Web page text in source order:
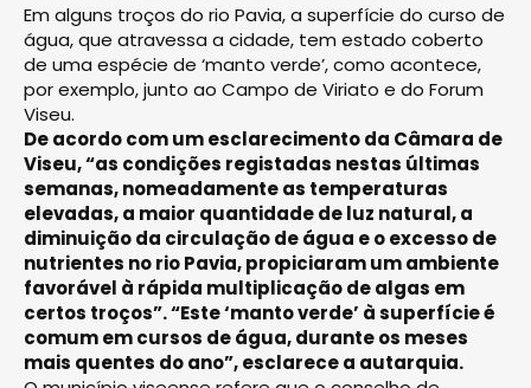
Em alguns troços do rio Pavia, a superfície do curso de
água, que atravessa a cidade, tem estado coberto
de uma espécie de ‘manto verde’, como acontece,
por exemplo, junto ao Campo de Viriato e do Forum
Viseu.
De acordo com um esclarecimento da Câmara de
Viseu, “as condições registadas nestas últimas
semanas, nomeadamente as temperaturas
elevadas, a maior quantidade de luz natural, a
diminuição da circulação de água e o excesso de
nutrientes no rio Pavia, propiciaram um ambiente
favorável à rápida multiplicação de algas em
certos troços”. “Este ‘manto verde’ à superfície é
comum em cursos de água, durante os meses
mais quentes do ano”, esclarece a autarquia.